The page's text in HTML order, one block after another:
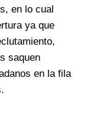
en lo cual
ya que
saquen
en la fila